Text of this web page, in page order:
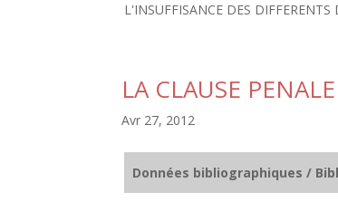
L'INSUFFISANCE DES
LA CLAUSE
Avr 27, 2012
Données bibliographiques /